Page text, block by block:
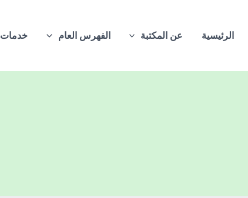
الرئيسية عن المكتبة الفهرس العام خدمات